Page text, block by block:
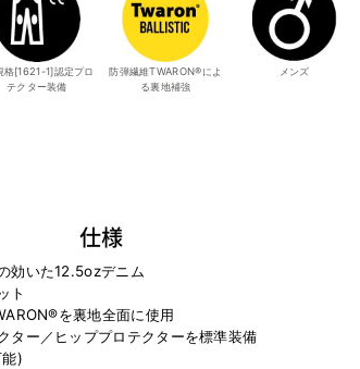
格[1621-1]認定プロ
テクター装備
防弾繊維TWARON®によ
る裏地補強
メンズ
仕様
効いた12.5ozデニム
ト
を裏地全面に使用
ター／ヒッププロテクターを標準装備
)